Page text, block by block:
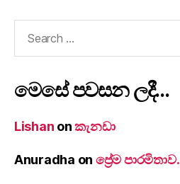
මෙසේ පවසන ලදී…
Lishan onකැනඩා
Anuradha on ප්‍රේම පාරමිතාව.